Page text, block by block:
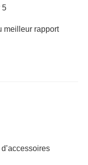
meilleur rapport